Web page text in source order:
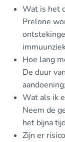
Wat is het
Prelone
Hoe lang
De duur
Wat als ik
Neem de
het bijna
Zijn er